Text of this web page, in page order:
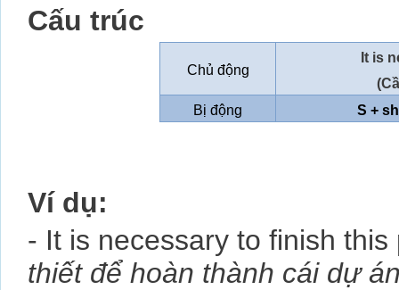
Cấu trúc
Chủ động
It is
Bị động
S +
Ví dụ:
- It is necessary to finish
thiết để hoàn thành cái dự